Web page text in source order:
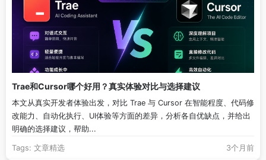
Trae和Cursor哪个好用？真实体验对比与选择建议
本文从真实开发者体验出发，对比 Trae 与 Cursor 在智能程度、代码修
改能力、自动化执行、UI体验等方面的差异，分析各自优缺点，并给出
明确的选择建议，帮助...
Tags: 文章精选 3个月前